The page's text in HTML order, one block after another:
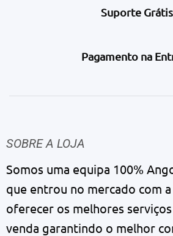
Suporte Grátis
Pagamento na
SOBRE A LOJA
Somos uma equipa 100%
que entrou no mercado com
oferecer os melhores
venda garantindo o melhor